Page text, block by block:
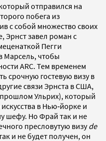
отправился на
побега из
с собой множество своих
Эрнст завел роман с
Пегги
Марсель, чтобы
ARC. Тем временем
срочную гостевую визу в
связи Эрнста в США,
Ульрих), который
в Нью‐йорке и
шефу. Но Фрай так и не
пресловутую визуde
и не будет получен, он